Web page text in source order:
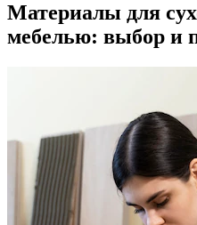
Материалы для
мебелью: выбор и